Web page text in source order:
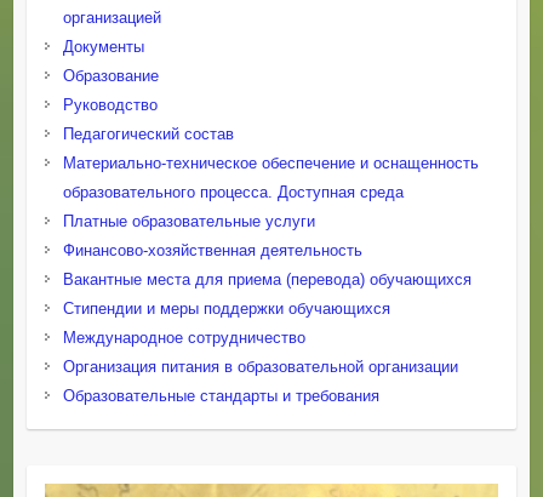
организацией
Документы
Образование
Руководство
Педагогический состав
Материально-техническое обеспечение и оснащенность
образовательного процесса. Доступная среда
Платные образовательные услуги
Финансово-хозяйственная деятельность
Вакантные места для приема (перевода) обучающихся
Стипендии и меры поддержки обучающихся
Международное сотрудничество
Организация питания в образовательной организации
Образовательные стандарты и требования